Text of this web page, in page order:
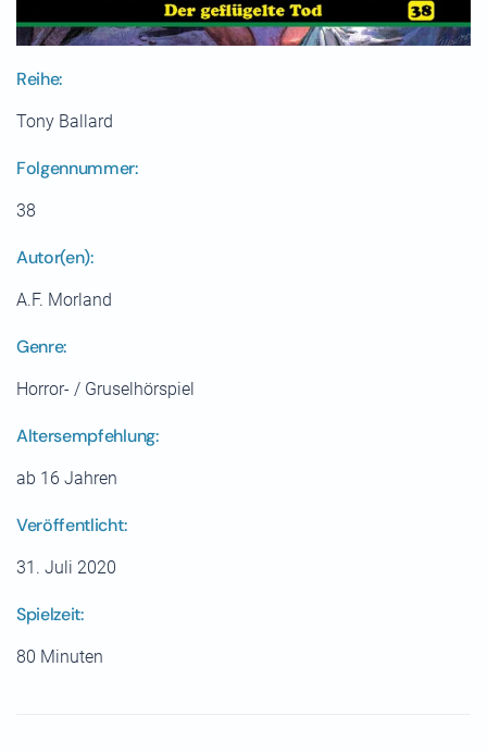
Reihe:
Tony Ballard
Folgennummer:
38
Autor(en):
A.F. Morland
Genre:
Horror- / Gruselhörspiel
Altersempfehlung:
ab 16 Jahren
Veröffentlicht:
31. Juli 2020
Spielzeit:
80 Minuten